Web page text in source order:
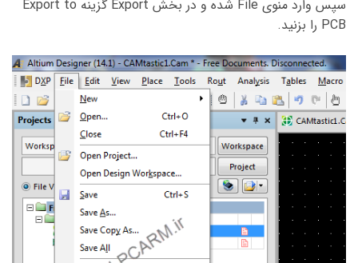
سپس وارد منوی File شده و در بخش Export گزینه Export to
PCB را بزنید.